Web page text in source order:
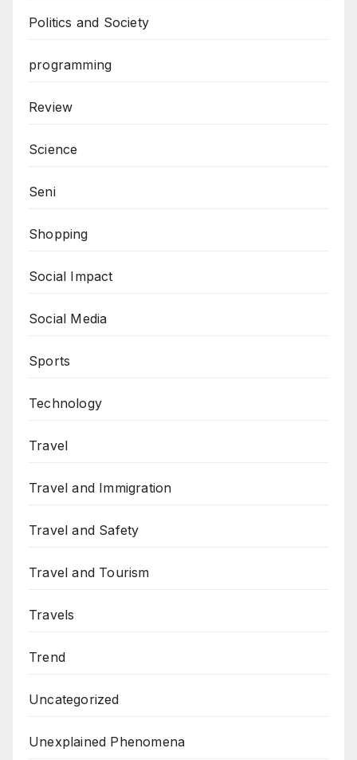
Politics and Society
programming
Review
Science
Seni
Shopping
Social Impact
Social Media
Sports
Technology
Travel
Travel and Immigration
Travel and Safety
Travel and Tourism
Travels
Trend
Uncategorized
Unexplained Phenomena